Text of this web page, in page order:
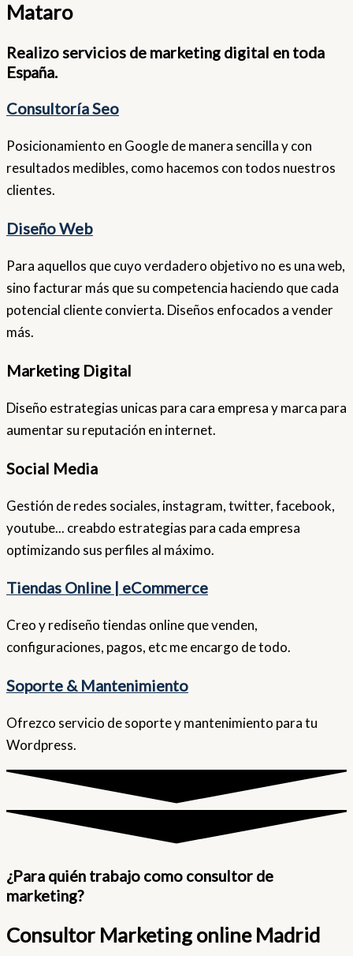
Mataro
Realizo servicios de marketing digital en toda
España.
Consultoría Seo
Posicionamiento en Google de manera sencilla y con
resultados medibles, como hacemos con todos nuestros
clientes.
Diseño Web
Para aquellos que cuyo verdadero objetivo no es una web,
sino facturar más que su competencia haciendo que cada
potencial cliente convierta. Diseños enfocados a vender
más.
Marketing Digital
Diseño estrategias unicas para cara empresa y marca para
aumentar su reputación en internet.
Social Media
Gestión de redes sociales, instagram, twitter, facebook,
youtube... creabdo estrategias para cada empresa
optimizando sus perfiles al máximo.
Tiendas Online | eCommerce
Creo y rediseño tiendas online que venden,
configuraciones, pagos, etc me encargo de todo.
Soporte & Mantenimiento
Ofrezco servicio de soporte y mantenimiento para tu
Wordpress.
¿Para quién trabajo como consultor de
marketing?
Consultor Marketing online Madrid